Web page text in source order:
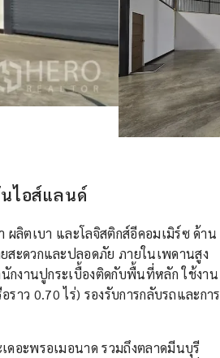
นไอส์แลนด์
ผลิตเบา และโลจิสติกส์อีคอมเมิร์ซ ด้าน
ะดวกและปลอดภัย ภายในเพดานสูง
กงานปูกระเบื้องติดกับพื้นที่หลัก ใช้งาน
าว 0.70 ไร่) รองรับการกลับรถและการ
ดอะพรอเมอนาด รวมถึงตลาดมีนบุรี